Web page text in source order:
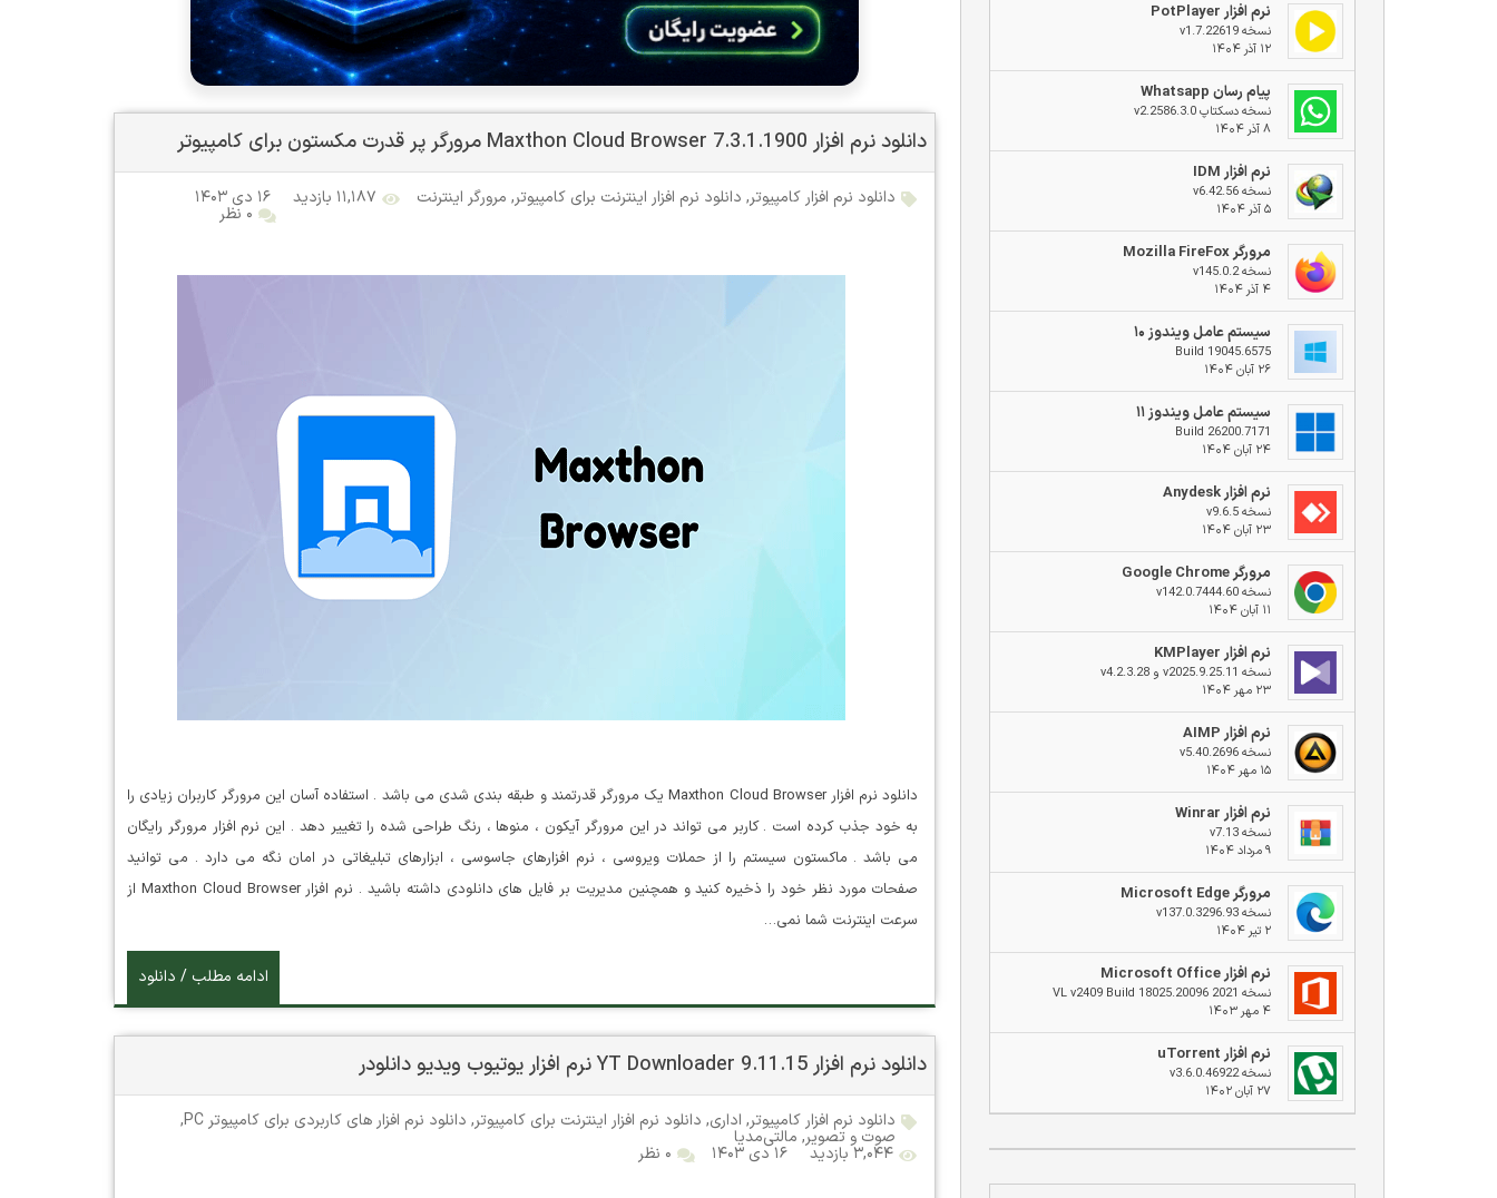
نرم افزار PotPlayer
نسخه v1.7.22619
۱۲ آذر ۱۴۰۴
پیام رسان Whatsapp
نسخه دسکتاپ v2.2586.3.0
۸ آذر ۱۴۰۴
نرم افزار IDM
نسخه v6.42.56
۵ آذر ۱۴۰۴
مرورگر Mozilla FireFox
نسخه v145.0.2
۴ آذر ۱۴۰۴
سیستم عامل ویندوز ۱۰
Build 19045.6575
۲۶ آبان ۱۴۰۴
سیستم عامل ویندوز ۱۱
Build 26200.7171
۲۴ آبان ۱۴۰۴
نرم افزار Anydesk
نسخه v9.6.5
۲۳ آبان ۱۴۰۴
مرورگر Google Chrome
نسخه v142.0.7444.60
۱۱ آبان ۱۴۰۴
نرم افزار KMPlayer
نسخه v2025.9.25.11 و v4.2.3.28
۲۳ مهر ۱۴۰۴
نرم افزار AIMP
نسخه v5.40.2696
۱۵ مهر ۱۴۰۴
نرم افزار Winrar
نسخه v7.13
۹ مرداد ۱۴۰۴
مرورگر Microsoft Edge
نسخه v137.0.3296.93
۲ تیر ۱۴۰۴
نرم افزار Microsoft Office
نسخه 2021 VL v2409 Build 18025.20096
۴ مهر ۱۴۰۳
نرم افزار uTorrent
نسخه v3.6.0.46922
۲۷ آبان ۱۴۰۲
دانلود نرم افزار Maxthon Cloud Browser 7.3.1.1900 مرورگر پر قدرت مکستون برای کامپیوتر
دانلود نرم افزار کامپیوتر, دانلود نرم افزار اینترنت برای کامپیوتر, مرورگر اینترنت ۱۱,۱۸۷ بازدید ۱۶ دی ۱۴۰۳
۰ نظر
دانلود نرم افزار Maxthon Cloud Browser یک مرورگر قدرتمند و طبقه بندی شدی می باشد . استفاده آسان این مرورگر کاربران زیادی را
به خود جذب کرده است . کاربر می تواند در این مرورگر آیکون ، منوها ، رنگ طراحی شده را تغییر دهد . این نرم افزار مرورگر رایگان
می باشد . ماکستون سیستم را از حملات ویروسی ، نرم افزارهای جاسوسی ، ابزارهای تبلیغاتی در امان نگه می دارد . می توانید
صفحات مورد نظر خود را ذخیره کنید و همچنین مدیریت بر فایل های دانلودی داشته باشید . نرم افزار Maxthon Cloud Browser از
سرعت اینترنت شما نمی…
ادامه مطلب / دانلود
دانلود نرم افزار YT Downloader 9.11.15 نرم افزار یوتیوب ویدیو دانلودر
دانلود نرم افزار کامپیوتر, اداری, دانلود نرم افزار اینترنت برای کامپیوتر, دانلود نرم افزار های کاربردی برای کامپیوتر PC ,
صوت و تصویر, مالتی‌مدیا
۳,۰۴۴ بازدید ۱۶ دی ۱۴۰۳ ۰ نظر